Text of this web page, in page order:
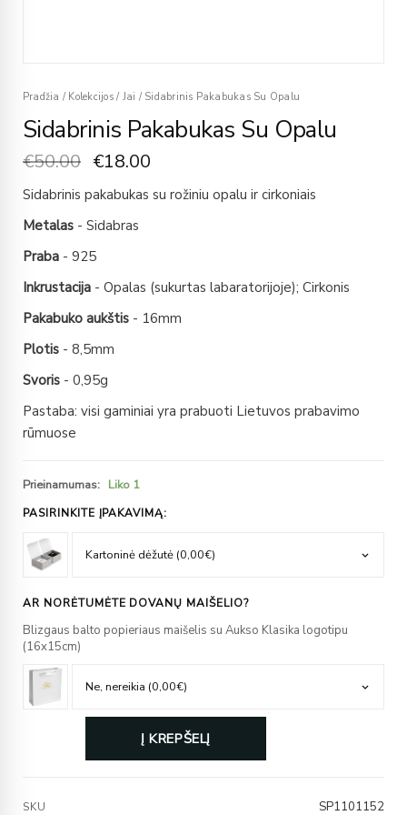
Pradžia / Kolekcijos / Jai /Sidabrinis Pakabukas Su Opalu
Sidabrinis Pakabukas Su Opalu
€50.00 €18.00
Sidabrinis pakabukas su rožiniu opalu ir cirkoniais
Metalas - Sidabras
Praba - 925
Inkrustacija - Opalas (sukurtas labaratorijoje); Cirkonis
Pakabuko aukštis - 16mm
Plotis - 8,5mm
Svoris - 0,95g
Pastaba: visi gaminiai yra prabuoti Lietuvos prabavimo
rūmuose
Prieinamumas: Liko 1
PASIRINKITE ĮPAKAVIMĄ:
AR NORĖTUMĖTE DOVANŲ MAIŠELIO?
Blizgaus balto popieriaus maišelis su Aukso Klasika logotipu
(16x15cm)
Į KREPŠELĮ
SKU SP1101152